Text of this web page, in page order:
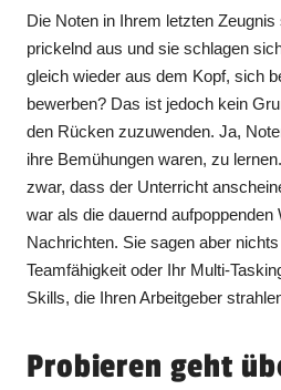
Die Noten in Ihrem letzten
prickelnd aus und sie schlagen
gleich wieder aus dem Kopf, sich
bewerben? Das ist jedoch kein
den Rücken zuzuwenden. Ja,
ihre Bemühungen waren, zu
zwar, dass der Unterricht
war als die dauernd aufpoppenden
Nachrichten. Sie sagen aber
Teamfähigkeit oder Ihr Multi-
Skills, die Ihren Arbeitgeber
Probieren geht